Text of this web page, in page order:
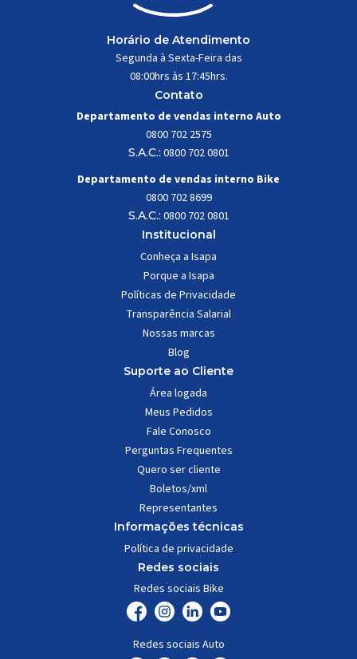
Horário de Atendimento
Segunda à Sexta-Feira das
08:00hrs às 17:45hrs.
Contato
Departamento de vendas interno Auto
0800 702 2575
S.A.C.: 0800 702 0801
Departamento de vendas interno Bike
0800 702 8699
S.A.C.: 0800 702 0801
Institucional
Conheça a Isapa
Porque a Isapa
Políticas de Privacidade
Transparência Salarial
Nossas marcas
Blog
Suporte ao Cliente
Área logada
Meus Pedidos
Fale Conosco
Perguntas Frequentes
Quero ser cliente
Boletos/xml
Representantes
Informações técnicas
Política de privacidade
Redes sociais
Redes sociais Bike
Redes sociais Auto